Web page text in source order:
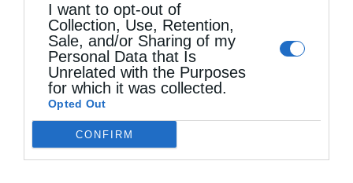
I want to opt-out of
Collection, Use, Retention,
Sale, and/or Sharing of my
Personal Data that Is
Unrelated with the Purposes
for which it was collected.
Opted Out
CONFIRM
Τελευταία άρθρα